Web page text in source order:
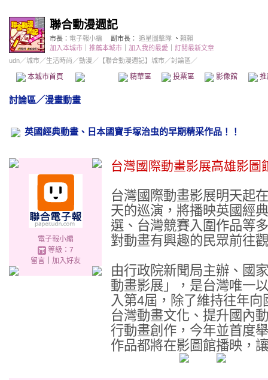
聯合動漫週記
市長： 電子報小編 副市長： 追星圖擊隊 、 賴賴
加入本城市
推薦本城市 加入我的最愛
訂閱最新文章
udn／城市／生活時尚 ／動漫 ／ 【聯合動漫週記】城市／討論區／
本城市首頁 精華區 投票區 影像館
討論區／漫畫動畫
英國經典動畫、日本國寶手塚治虫的早期精采作品！！
電子報小編
等級：7
留言｜ 加入好友
台灣國際動畫影展高雄影圖
台灣國際動畫影展明天起
天的巡演，將播映英國經
選、台灣競賽入圍作品等
對動畫有興趣的民眾前往
由行政院新聞局主辦、國
動畫影展」，是台灣唯一
入第4屆，除了維持往年
台灣動畫文化、提升國內
行動畫創作，今年並首度
作品都將在影圖館播映，